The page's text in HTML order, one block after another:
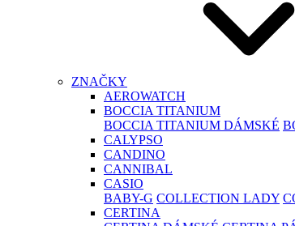
ZNAČKY
AEROWATCH
BOCCIA TITANIUM
BOCCIA TITANIUM DÁMSKÉ
CALYPSO
CANDINO
CANNIBAL
CASIO
BABY-G COLLECTION LADY
CERTINA